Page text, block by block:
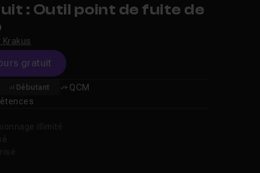
: Outil point de fuite de
Krakus
gratuit
Débutant
QCM